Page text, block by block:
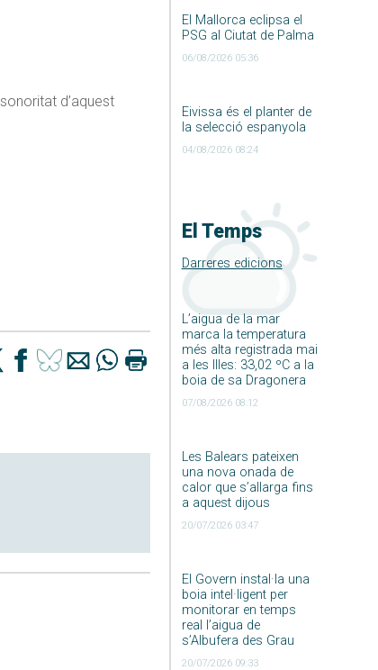
El Mallorca eclipsa el
PSG al Ciutat de Palma
06/08/2026 05:36
Eivissa és el planter de
la selecció espanyola
04/08/2026 08:24
El Temps
Darreres edicions
L’aigua de la mar
marca la temperatura
més alta registrada mai
a les Illes: 33,02 ºC a la
boia de sa Dragonera
07/08/2026 08:12
Les Balears pateixen
una nova onada de
calor que s’allarga fins
a aquest dijous
20/07/2026 03:47
El Govern instal·la una
boia intel·ligent per
monitorar en temps
real l’aigua de
s’Albufera des Grau
20/07/2026 09:33
d’aquest